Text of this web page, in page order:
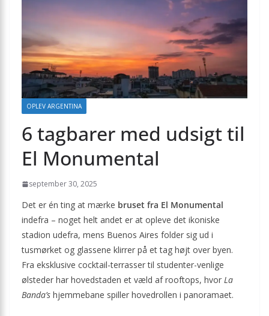
OPLEV ARGENTINA
6 tagbarer med udsigt til
El Monumental
september 30, 2025
Det er én ting at mærke bruset fra El Monumental
indefra – noget helt andet er at opleve det ikoniske
stadion udefra, mens Buenos Aires folder sig ud i
tusmørket og glassene klirrer på et tag højt over byen.
Fra eksklusive cocktail-terrasser til studenter-venlige
ølsteder har hovedstaden et væld af rooftops, hvor La
Banda’s hjemmebane spiller hovedrollen i panoramaet.